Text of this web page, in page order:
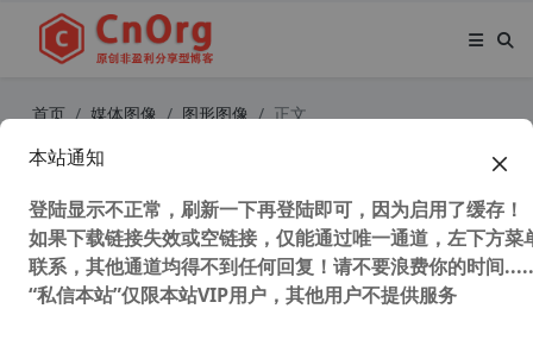
首页 媒体图像 图形图像 正文
PS替代软件 PhotoDemon Photo Ed
itor 9.0 最强图片编辑软件 PhotoSh
op 的替代品
48,608 次浏览次阅读
本站通知
登陆显示不正常，刷新一下再登陆即可，因为启用了缓存！
如果下载链接失效或空链接，仅能通过唯一通道，左下方菜
联系，其他通道均得不到任何回复！请不要浪费你的时间
“私信本站”仅限本站VIP用户，其他用户不提供服务